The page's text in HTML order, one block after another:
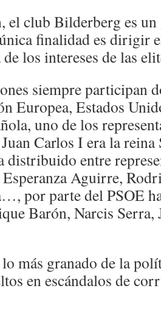
el club Bilderberg es
finalidad es dirigir
los intereses de las
siempre participan
Europea, Estados
uno de los
Carlos I era la
distribuido entre
Aguirre,
por parte del PSOE
Barón, Narcis Serra,
más granado de la
en escándalos de